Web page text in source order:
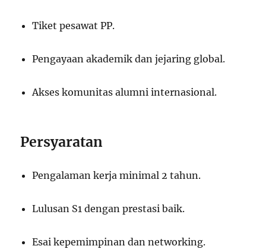
Tiket pesawat PP.
Pengayaan akademik dan jejaring global.
Akses komunitas alumni internasional.
Persyaratan
Pengalaman kerja minimal 2 tahun.
Lulusan S1 dengan prestasi baik.
Esai kepemimpinan dan networking.